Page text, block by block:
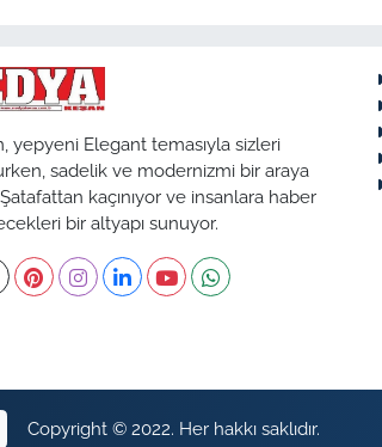
yepyeni Elegant temasıyla sizleri
sadelik ve modernizmi bir araya
kaçınıyor ve insanlara haber
bir altyapı sunuyor.
Copyright © 2022. Her hakkı saklıdır.